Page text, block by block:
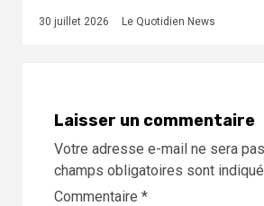
30 juillet 2026 Le Quotidien News
Laisser un commentaire
Votre adresse e-mail ne sera
champs obligatoires sont
Commentaire *